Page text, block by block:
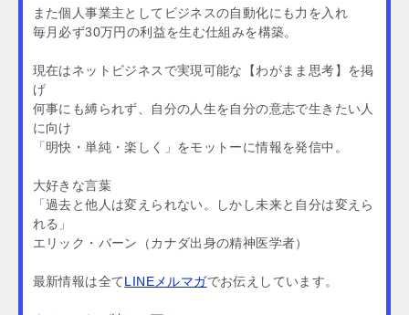
また個人事業主としてビジネスの自動化にも力を入れ
毎月必ず30万円の利益を生む仕組みを構築。
現在はネットビジネスで実現可能な【わがまま思考】を掲
げ
何事にも縛られず、自分の人生を自分の意志で生きたい人
に向け
「明快・単純・楽しく」をモットーに情報を発信中。
大好きな言葉
「過去と他人は変えられない。しかし未来と自分は変えら
れる」
エリック・バーン（カナダ出身の精神医学者）
最新情報は全てLINEメルマガでお伝えしています。